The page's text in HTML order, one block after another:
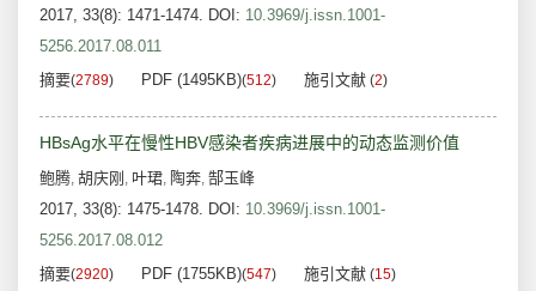
2017, 33(8): 1471-1474. DOI: 10.3969/j.issn.1001-
5256.2017.08.011
摘要(2789) PDF (1495KB)(512) 施引文献 (2)
HBsAg水平在慢性HBV感染者疾病进展中的动态监测价值
鲍腾, 胡庆刚 , 叶珺, 陶奔, 郜玉峰
2017, 33(8): 1475-1478. DOI: 10.3969/j.issn.1001-
5256.2017.08.012
摘要(2920) PDF (1755KB)(547) 施引文献 (15)